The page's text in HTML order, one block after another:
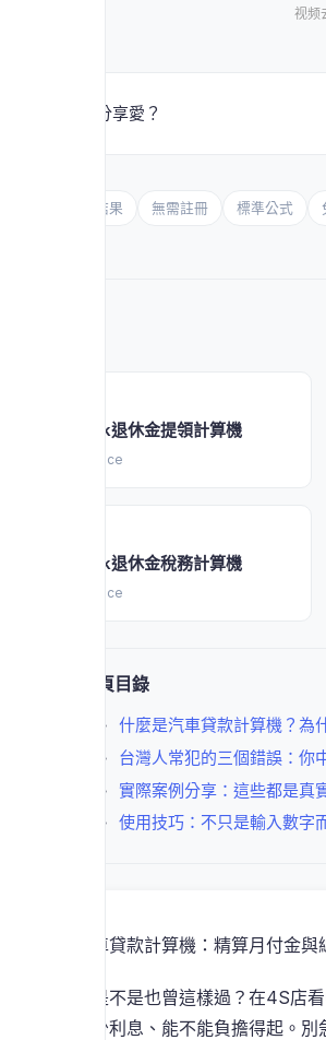
视频
❤️ 分享愛？
即時結果 無需註冊 標準公式
401k退休金提領計算機
Finance
401k退休金稅務計算機
Finance
本頁目錄
什麼是汽車貸款計算機？為
台灣人常犯的三個錯誤：你
實際案例分享：這些都是真
使用技巧：不只是輸入數字
汽車貸款計算機：精算月付金
你是不是也曾這樣過？在4S
多少利息、能不能負擔得起。